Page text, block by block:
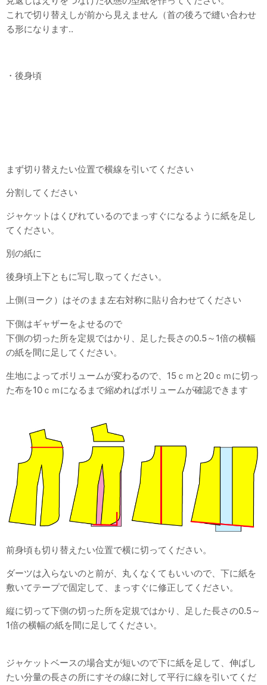
これで切り替えしが前から見えません（首の後ろで縫い合わせ
る形になります..
・後身頃
まず切り替えたい位置で横線を引いてください
分割してください
ジャケットはくびれているのでまっすぐになるように紙を足し
てください。
別の紙に
後身頃上下ともに写し取ってください。
上側(ヨーク）はそのまま左右対称に貼り合わせてください
下側はギャザーをよせるので
下側の切った所を定規ではかり、足した長さの0.5～1倍の横幅
の紙を間に足してください。
生地によってボリュームが変わるので、15ｃｍと20ｃｍに切っ
た布を10ｃｍになるまで縮めればボリュームが確認できます
前身頃も切り替えたい位置で横に切ってください。
ダーツは入らないのと前が、丸くなくてもいいので、下に紙を
敷いてテープで固定して、まっすぐに修正してください。
縦に切って下側の切った所を定規ではかり、足した長さの0.5～
1倍の横幅の紙を間に足してください。
ジャケットベースの場合丈が短いので下に紙を足して、伸ばし
たい分量の長さの所にすその線に対して平行に線を引いてくだ